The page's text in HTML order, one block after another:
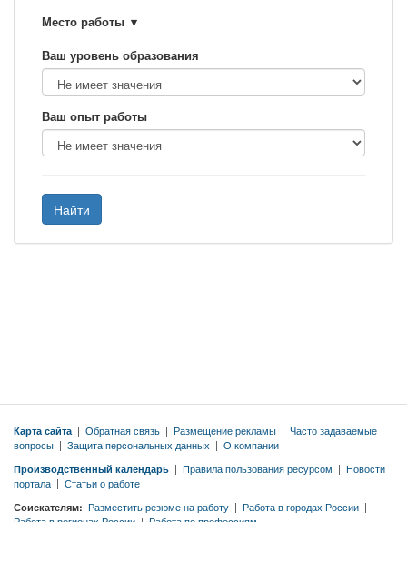
Место работы
Ваш уровень образования
Ваш опыт работы
Найти
Карта сайта | Обратная связь | Размещение рекламы | Часто задаваемые
вопросы | Защита персональных данных | О компании
Производственный календарь | Правила пользования ресурсом | Новости
портала | Статьи о работе
Соискателям: Разместить резюме на работу | Работа в городах России |
Работа в регионах России | Работа по профессиям